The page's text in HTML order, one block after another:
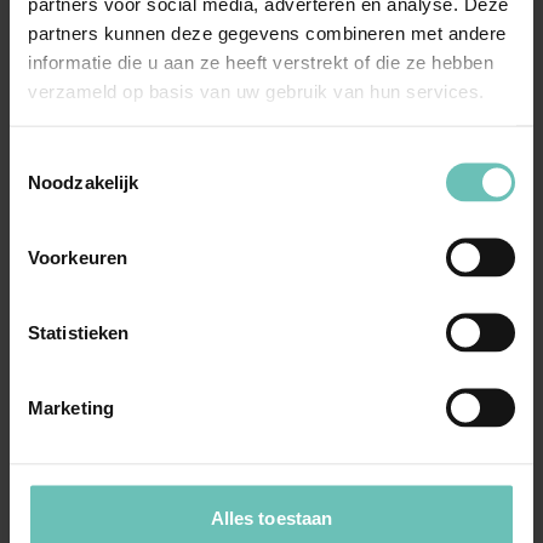
partners kunnen deze gegevens combineren met andere
informatie die u aan ze heeft verstrekt of die ze hebben
verzameld op basis van uw gebruik van hun services.
Noodzakelijk
Voorkeuren
Statistieken
Marketing
Alles toestaan
Publicaties Corporate/M&A
ontslag door rechtbank van bestuurders en
In een aantal korte blogs geven wij een
de WBTR. Deze ...
Blogs Corporate/M&A